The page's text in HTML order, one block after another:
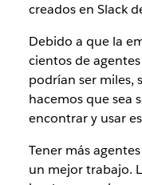
creados en Slack
Debido a que la
cientos de
podrían ser miles,
hacemos que sea
encontrar y usar
Tener más
un mejor trabajo.